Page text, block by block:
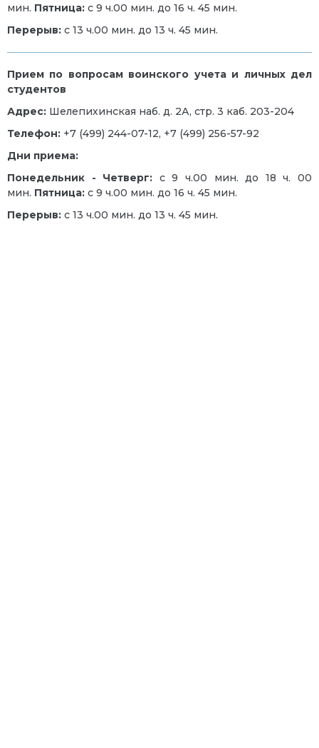
мин. Пятница: с 9 ч.00 мин. до 16 ч. 45 мин.
Перерыв: с 13 ч.00 мин. до 13 ч. 45 мин.
Прием по вопросам воинского учета и личных дел
студентов
Адрес: Шелепихинская наб. д. 2А, стр. 3 каб. 203-204
Телефон: +7 (499) 244-07-12, +7 (499) 256-57-92
Дни приема:
Понедельник - Четверг: с 9 ч.00 мин. до 18 ч. 00
мин. Пятница: с 9 ч.00 мин. до 16 ч. 45 мин.
Перерыв: с 13 ч.00 мин. до 13 ч. 45 мин.